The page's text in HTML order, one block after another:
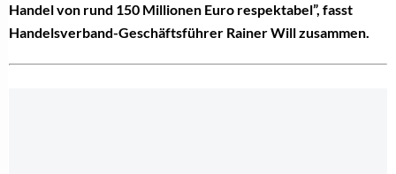
Handel von rund 150 Millionen Euro respektabel”, fasst
Handelsverband-Geschäftsführer Rainer Will zusammen.